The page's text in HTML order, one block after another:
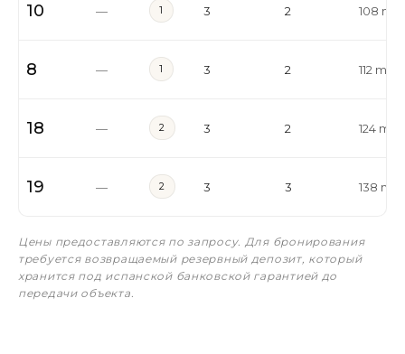
10 — 1 3 2 108 m²
8 — 1 3 2 112 m²
18 — 2 3 2 124 m²
19 — 2 3 3 138 m²
Цены предоставляются по запросу. Для бронирования
требуется возвращаемый резервный депозит, который
хранится под испанской банковской гарантией до
передачи объекта.